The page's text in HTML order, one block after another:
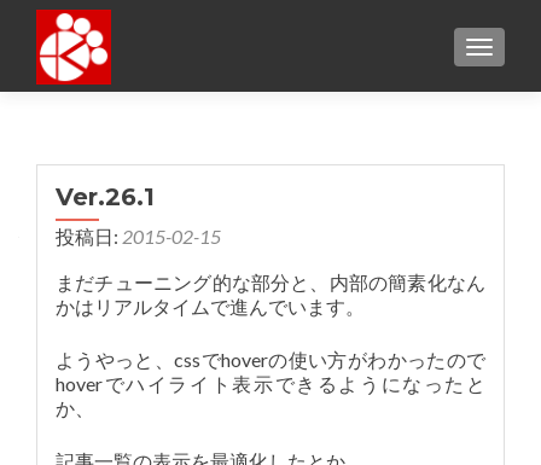
Ver.26.1
投稿日: 2015-02-15
まだチューニング的な部分と、内部の簡素化なん
かはリアルタイムで進んでいます。
ようやっと、cssでhoverの使い方がわかったので
hoverでハイライト表示できるようになったと
か、